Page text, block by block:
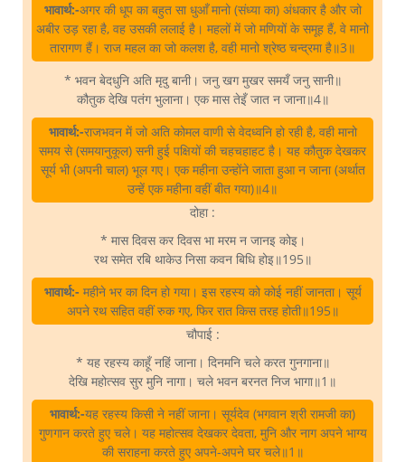
भावार्थ:-अगर की धूप का बहुत सा धुआँ मानो (संध्या का) अंधकार है और जो
अबीर उड़ रहा है, वह उसकी ललाई है। महलों में जो मणियों के समूह हैं, वे मानो
तारागण हैं। राज महल का जो कलश है, वही मानो श्रेष्ठ चन्द्रमा है॥3॥
* भवन बेदधुनि अति मृदु बानी। जनु खग मुखर समयँ जनु सानी॥
कौतुक देखि पतंग भुलाना। एक मास तेइँ जात न जाना॥4॥
भावार्थ:-राजभवन में जो अति कोमल वाणी से वेदध्वनि हो रही है, वही मानो
समय से (समयानुकूल) सनी हुई पक्षियों की चहचहाहट है। यह कौतुक देखकर
सूर्य भी (अपनी चाल) भूल गए। एक महीना उन्होंने जाता हुआ न जाना (अर्थात
उन्हें एक महीना वहीं बीत गया)॥4॥
दोहा :
* मास दिवस कर दिवस भा मरम न जानइ कोइ।
रथ समेत रबि थाकेउ निसा कवन बिधि होइ॥195॥
भावार्थ:- महीने भर का दिन हो गया। इस रहस्य को कोई नहीं जानता। सूर्य
अपने रथ सहित वहीं रुक गए, फिर रात किस तरह होती॥195॥
चौपाई :
* यह रहस्य काहूँ नहिं जाना। दिनमनि चले करत गुनगाना॥
देखि महोत्सव सुर मुनि नागा। चले भवन बरनत निज भागा॥1॥
भावार्थ:-यह रहस्य किसी ने नहीं जाना। सूर्यदेव (भगवान श्री रामजी का)
गुणगान करते हुए चले। यह महोत्सव देखकर देवता, मुनि और नाग अपने भाग्य
की सराहना करते हुए अपने-अपने घर चले॥1॥